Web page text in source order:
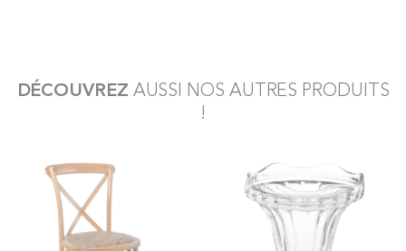
DÉCOUVREZAUSSI NOS AUTRES PRODUITS
!